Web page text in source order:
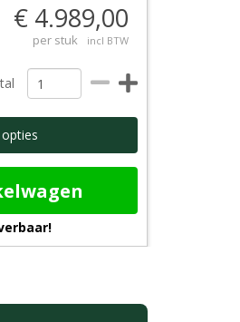
€ 4.989,00
per stuk incl BTW